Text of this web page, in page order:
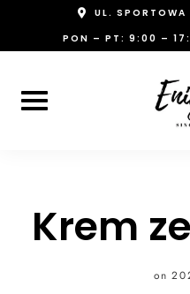
UL.
PON – PT: 9:00 –
Krem
on